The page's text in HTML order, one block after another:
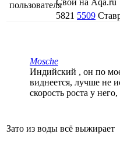
5821 5509
Mosche
Индийский , он по
виднеется, лучше не
скорость роста у
Зато из воды всё выжирает